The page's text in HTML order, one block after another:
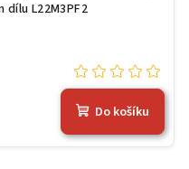
L22M3PF2
Do košíku